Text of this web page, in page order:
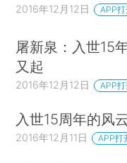
2016年12月12日 APP
屠新泉：入世15
又起
2016年12月12日 APP
入世15周年的风
2016年12月11日 APP打